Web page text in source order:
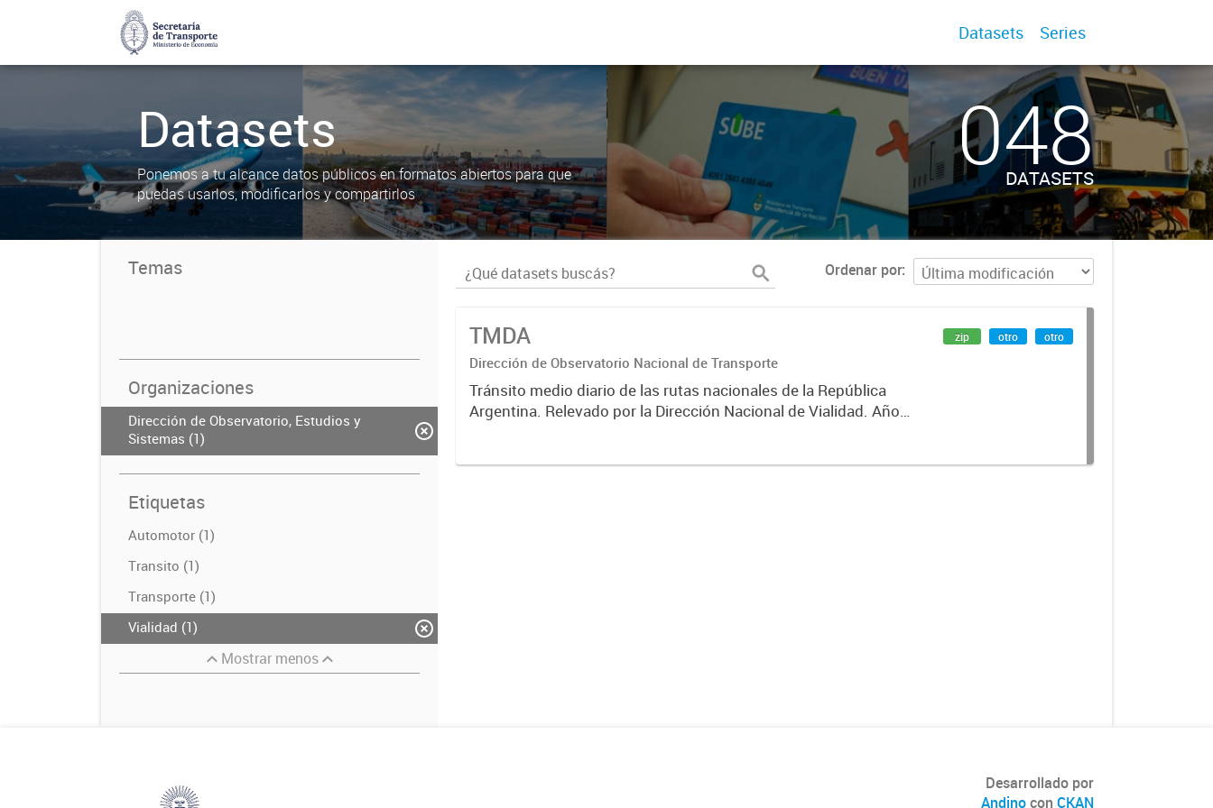
Datasets Series
Datasets
Ponemos a tu alcance datos públicos en formatos abiertos para que
puedas usarlos, modificarlos y compartirlos
048
DATASETS
Temas
Organizaciones
Dirección de Observatorio, Estudios y
Sistemas (1)
Etiquetas
Automotor (1)
Transito (1)
Transporte (1)
Vialidad (1)
Mostrar menos
Ordenar por
TMDA
Dirección de Observatorio Nacional de Transporte
Tránsito medio diario de las rutas nacionales de la República
Argentina. Relevado por la Dirección Nacional de Vialidad. Año
zip otro otro
Desarrollado por
Andinocon CKAN